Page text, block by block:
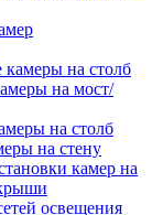
камеры на столб
на мост/
на столб
на стену
камер на
освещения